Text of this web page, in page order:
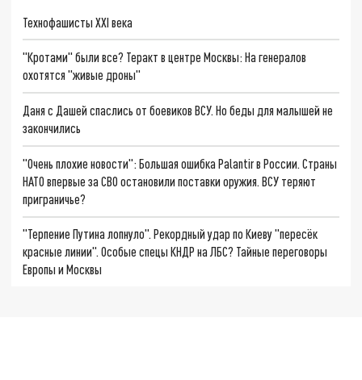
Технофашисты XXI века
"Кротами" были все? Теракт в центре Москвы: На генералов
охотятся "живые дроны"
Даня с Дашей спаслись от боевиков ВСУ. Но беды для малышей не
закончились
"Очень плохие новости": Большая ошибка Palantir в России. Страны
НАТО впервые за СВО остановили поставки оружия. ВСУ теряют
приграничье?
"Терпение Путина лопнуло". Рекордный удар по Киеву "пересёк
красные линии". Особые спецы КНДР на ЛБС? Тайные переговоры
Европы и Москвы